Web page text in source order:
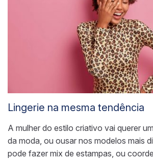
Lingerie na mesma tendência
A mulher do estilo criativo vai querer
da moda, ou ousar nos modelos mais
pode fazer mix de estampas, ou